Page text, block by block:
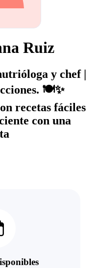
Ruiz
y chef |
🍽️✨
recetas fáciles
con una